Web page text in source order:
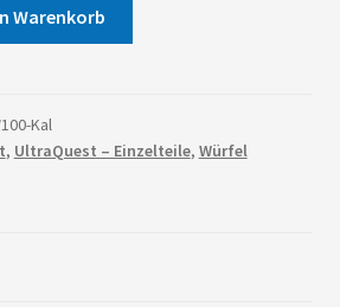
Warenkorb
Kal
, UltraQuest – Einzelteile, Würfel